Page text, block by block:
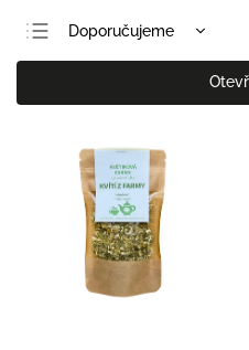
Doporučujeme
Nejlevnější
Nejdražší
Abecedně